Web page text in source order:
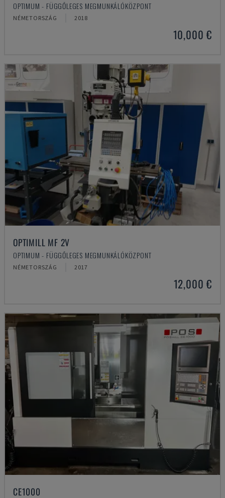
OPTIMUM - FÜGGŐLEGES MEGMUNKÁLÓKÖZPONT
NÉMETORSZÁG 2018
10,000 €
OPTIMILL MF 2V
OPTIMUM - FÜGGŐLEGES MEGMUNKÁLÓKÖZPONT
NÉMETORSZÁG 2017
12,000 €
CE1000